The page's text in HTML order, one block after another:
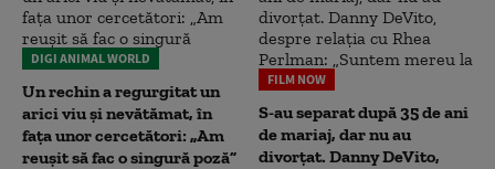
DIGI ANIMAL WORLD
Un rechin a regurgitat un
arici viu și nevătămat, în
fața unor cercetători: „Am
reușit să fac o singură poză”
FILM NOW
S-au separat după 35 de ani
de mariaj, dar nu au
divorțat. Danny DeVito,